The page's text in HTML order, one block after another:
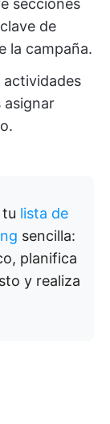
secciones
de
la campaña.
actividades
asignar
lista de
sencilla:
planifica
y realiza